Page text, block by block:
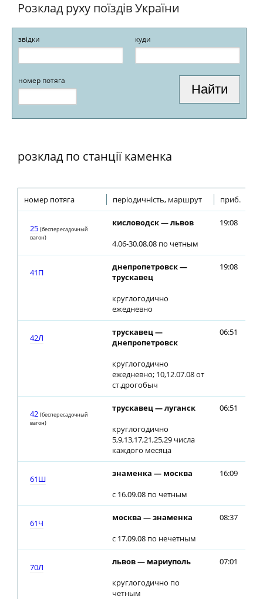
Розклад руху поїздів України
звідки куди
номер потяга
розклад по станції каменка
номер потяга періодичність, маршрут приб.
25 (беспересадочный
вагон)
кисловодск — львов
4.06-30.08.08 по четным
19:08
41П
днепропетровск —
трускавец
круглогодично
ежедневно
19:08
42Л
трускавец —
днепропетровск
круглогодично
ежедневно; 10,12.07.08 от
ст.дрогобыч
06:51
42 (беспересадочный
вагон)
трускавец — луганск
круглогодично
5,9,13,17,21,25,29 числа
каждого месяца
06:51
61Ш
знаменка — москва
с 16.09.08 по четным
16:09
61Ч
москва — знаменка
с 17.09.08 по нечетным
08:37
70Л
львов — мариуполь
круглогодично по
четным
07:01